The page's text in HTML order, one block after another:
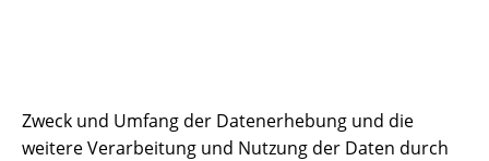
Zweck und Umfang der Datenerhebung und die
weitere Verarbeitung und Nutzung der Daten durch